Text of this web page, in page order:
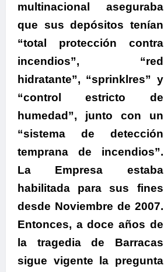
multinacional aseguraba
que sus depósitos tenían
“total protección contra
incendios”, “red
hidratante”, “sprinklres” y
“control estricto de
humedad”, junto con un
“sistema de detección
temprana de incendios”.
La Empresa estaba
habilitada para sus fines
desde Noviembre de 2007.
Entonces, a doce años de
la tragedia de Barracas
sigue vigente la pregunta